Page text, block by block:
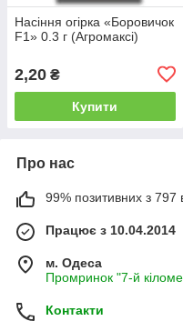
Насіння огірка «Боровичок
F1» 0.3 г (Агромаксі)
2,20 ₴
Купити
Про нас
99% позитивних з 797
Працює з 10.04.2014
м. Одеса
Промринок "7-й
Контакти